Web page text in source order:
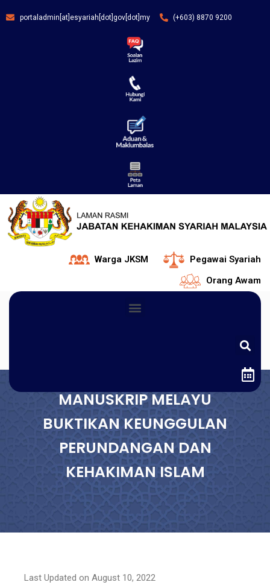
portaladmin[at]esyariah[dot]gov[dot]my (+603) 8870 9200
Warga JKSM
Pegawai Syariah
Orang Awam
MANUSKRIP MELAYU
BUKTIKAN KEUNGGULAN
PERUNDANGAN DAN
KEHAKIMAN ISLAM
Last Updated on August 10, 2022